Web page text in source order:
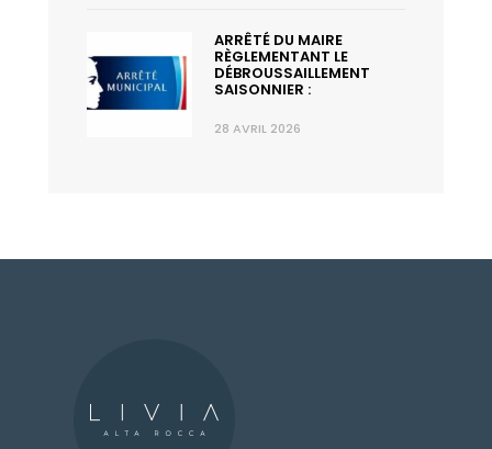
ARRÊTÉ DU MAIRE
RÈGLEMENTANT LE
DÉBROUSSAILLEMENT
SAISONNIER :
28 AVRIL 2026